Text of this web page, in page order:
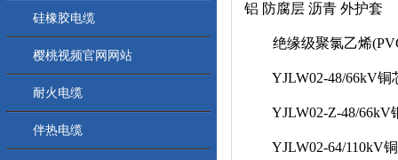
硅橡胶电缆
樱桃视频官网网站
耐火电缆
伴热电缆
铝 防腐层 沥青 外护套
绝缘级聚氯乙烯
YJLW02-48/66kV铜
YJLW02-Z-48/66kV
YJLW02-64/110kV铜